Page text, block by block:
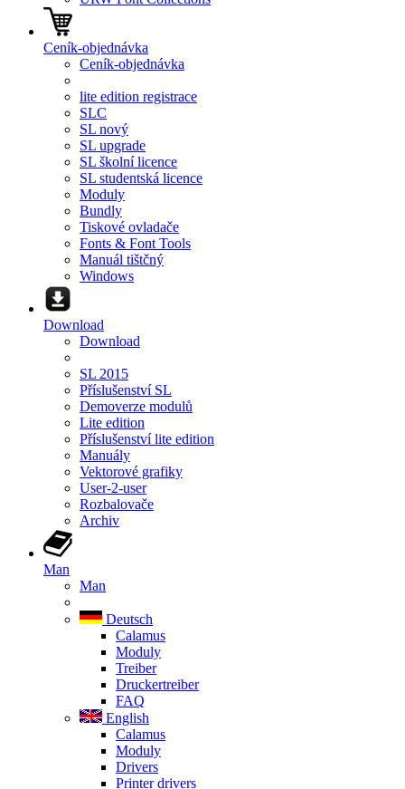
Ceník-objednávka
Ceník-objednávka
lite edition registrace
SLC
SL nový
SL upgrade
SL školní licence
SL studentská licence
Moduly
Bundly
Tiskové ovladače
Fonts & Font Tools
Manuál tištčný
Windows
Download
Download
SL 2015
Příslušenství SL
Demoverze modulů
Lite edition
Příslušenství lite edition
Manuály
Vektorové grafiky
User-2-user
Rozbalovače
Archiv
Man
Man
Deutsch
Calamus
Moduly
Treiber
Druckertreiber
FAQ
English
Calamus
Moduly
Drivers
Printer drivers